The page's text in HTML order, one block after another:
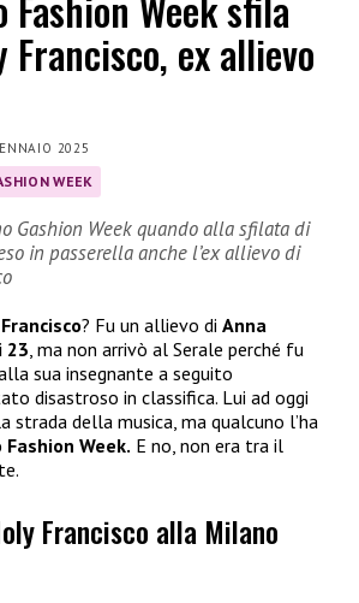
Francisco, ex allievo
2025
WEEK
Gashion Week quando alla sfilata di
in passerella anche l’ex allievo di
? Fu un allievo di Anna
23, ma non arrivò al Serale perché fu
sua insegnante a seguito
disastroso in classifica. Lui ad oggi
strada della musica, ma qualcuno l’ha
Week. E no, non era tra il
Francisco alla Milano